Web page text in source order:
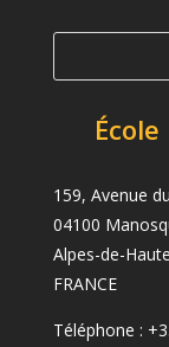
159, Avenue
04100
Alpes-de-
FRANCE
Téléphone :